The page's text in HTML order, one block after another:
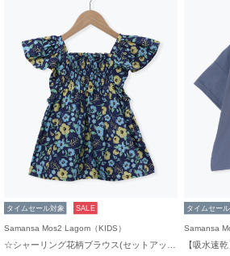
タイムセール対象 SALE
Samansa Mos2 Lagom（KIDS）
タイムセー
Samansa
【吸水速